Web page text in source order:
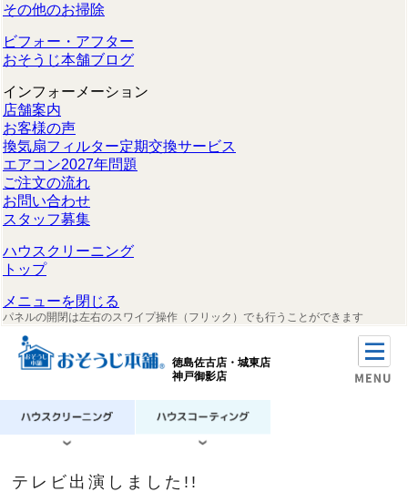
その他のお掃除
ビフォー・アフター
おそうじ本舗ブログ
インフォーメーション
店舗案内
お客様の声
換気扇フィルター定期交換サービス
エアコン2027年問題
ご注文の流れ
お問い合わせ
スタッフ募集
ハウスクリーニング
トップ
メニューを閉じる
パネルの開閉は左右のスワイプ操作（フリック）でも行うことができます
徳島佐古店・城東店
神戸御影店
テレビ出演しました!!